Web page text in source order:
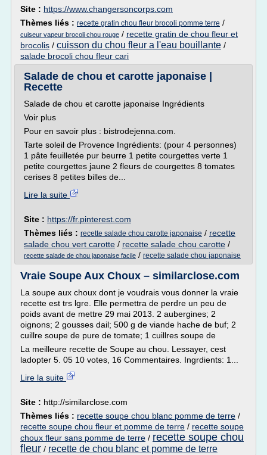
Site : https://www.changersoncorps.com
Thèmes liés : recette gratin chou fleur brocoli pomme terre /
cuiseur vapeur brocoli chou rouge / recette gratin de chou fleur et
brocolis / cuisson du chou fleur a l'eau bouillante /
salade brocoli chou fleur cari
Salade de chou et carotte japonaise |
Recette
Salade de chou et carotte japonaise Ingrédients
Voir plus
Pour en savoir plus : bistrodejenna.com.
Tarte soleil de Provence Ingrédients: (pour 4 personnes)
1 pâte feuilletée pur beurre 1 petite courgettes verte 1
petite courgettes jaune 2 fleurs de courgettes 8 tomates
cerises 8 petites billes de...
Lire la suite
Site : https://fr.pinterest.com
Thèmes liés : recette salade chou carotte japonaise / recette
salade chou vert carotte / recette salade chou carotte /
recette salade de chou japonaise facile / recette salade chou japonaise
Vraie Soupe Aux Choux – similarclose.com
La soupe aux choux dont je voudrais vous donner la vraie
recette est trs lgre. Elle permettra de perdre un peu de
poids avant de mettre 29 mai 2013. 2 aubergines; 2
oignons; 2 gousses dail; 500 g de viande hache de buf; 2
cuillre soupe de pure de tomate; 1 cuillres soupe de
La meilleure recette de Soupe au chou. Lessayer, cest
ladopter 5. 05 10 votes, 16 Commentaires. Ingrdients: 1...
Lire la suite
Site : http://similarclose.com
Thèmes liés : recette soupe chou blanc pomme de terre /
recette soupe chou fleur et pomme de terre / recette soupe
choux fleur sans pomme de terre / recette soupe chou
fleur / recette de chou blanc et pomme de terre